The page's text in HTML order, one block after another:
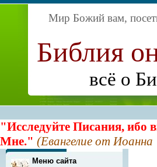
Мир Божий вам,
Библия
всё о
"Исследуйте Писания, ибо
Мне." (Евангелие от
Меню сайта